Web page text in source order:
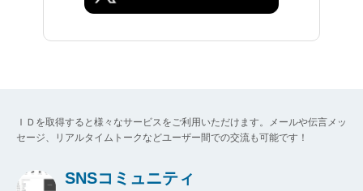
ＩＤを取得すると様々なサービスをご利用いただけます。メールや伝言メッ
セージ、リアルタイムトークなどユーザー間での交流も可能です！
SNSコミュニティ